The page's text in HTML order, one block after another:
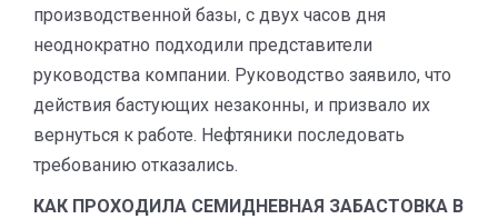
производственной базы, с двух часов дня
неоднократно подходили представители
руководства компании. Руководство заявило, что
действия бастующих незаконны, и призвало их
вернуться к работе. Нефтяники последовать
требованию отказались.
КАК ПРОХОДИЛА СЕМИДНЕВНАЯ ЗАБАСТОВКА В